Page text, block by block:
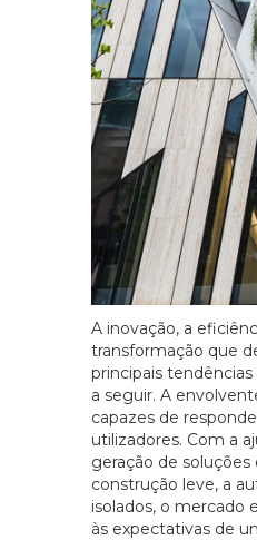
A inovação, a
transformação que
principais
a seguir. A
capazes de
utilizadores. Com a
geração de soluções
construção leve, a
isolados, o mercado
às expectativas de